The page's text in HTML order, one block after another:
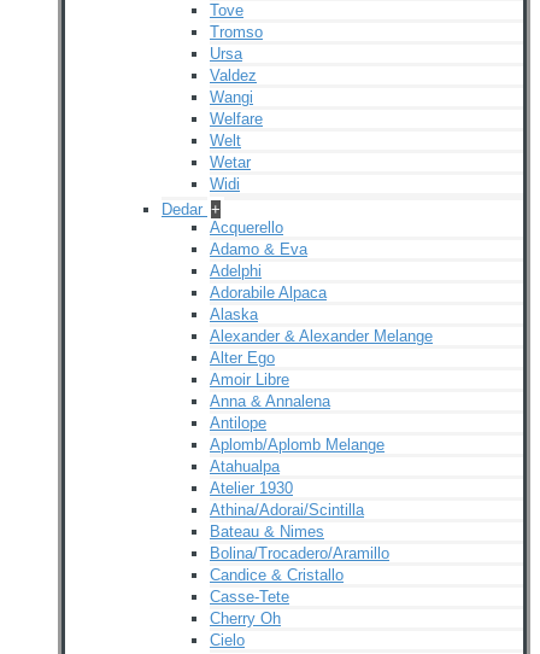
Tove
Tromso
Ursa
Valdez
Wangi
Welfare
Welt
Wetar
Widi
Dedar +
Acquerello
Adamo & Eva
Adelphi
Adorabile Alpaca
Alaska
Alexander & Alexander Melange
Alter Ego
Amoir Libre
Anna & Annalena
Antilope
Aplomb/Aplomb Melange
Atahualpa
Atelier 1930
Athina/Adorai/Scintilla
Bateau & Nimes
Bolina/Trocadero/Aramillo
Candice & Cristallo
Casse-Tete
Cherry Oh
Cielo